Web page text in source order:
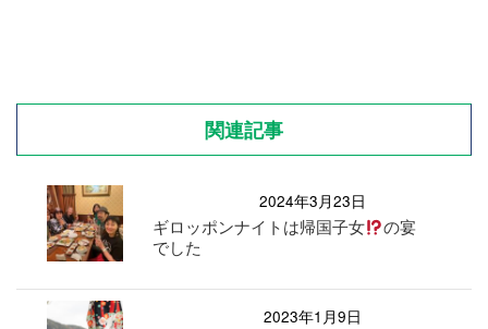
関連記事
2024年3月23日
ギロッポンナイトは帰国子女
の宴
でした
2023年1月9日